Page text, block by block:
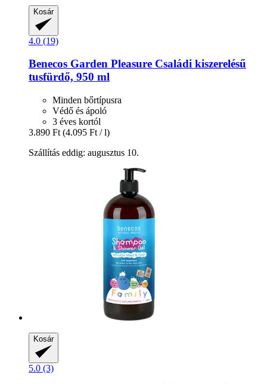
Kosár
4.0 (19)
Benecos Garden Pleasure Családi kiszerelésű
tusfürdő, 950 ml
Minden bőrtípusra
Védő és ápoló
3 éves kortól
3.890 Ft (4.095 Ft / l)
Szállítás eddig: augusztus 10.
Kosár
5.0 (3)